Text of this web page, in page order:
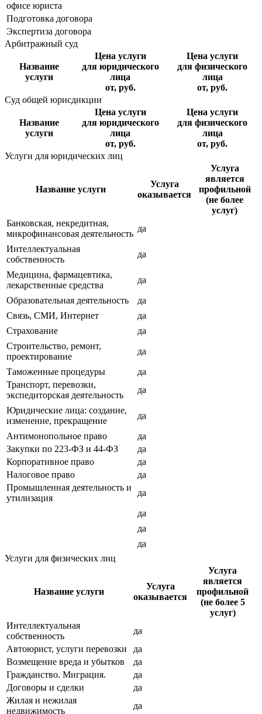
офисе юриста
Подготовка договора
Экспертиза договора
Арбитражный суд
Название
услуги
Цена услуги
для юридического
лица
от, руб.
Цена услуги
для физического
лица
от, руб.
Суд общей юрисдикции
Название
услуги
Цена услуги
для юридического
лица
от, руб.
Цена услуги
для физического
лица
от, руб.
Услуги для юридических лиц
Название услуги
Услуга
оказывается
Услуга
является
профильной
(не более
услуг)
Банковская, некредитная,
микрофинансовая деятельность
да
Интеллектуальная
собственность
да
Медицина, фармацевтика,
лекарственные средства
да
Образовательная деятельность
да
Связь, СМИ, Интернет
да
Страхование
да
Строительство, ремонт,
проектирование
да
Таможенные процедуры
да
Транспорт, перевозки,
экспедиторская деятельность
да
Юридические лица: создание,
изменение, прекращение
да
Антимонопольное право
да
Закупки по 223-ФЗ и 44-ФЗ
да
Корпоративное право
да
Налоговое право
да
Промышленная деятельность и
утилизация
да
да
да
да
Услуги для физических лиц
Название услуги
Услуга
оказывается
Услуга
является
профильной
(не более 5
услуг)
Интеллектуальная
собственность
да
Автоюрист, услуги перевозки
да
Возмещение вреда и убытков
да
Гражданство. Миграция.
да
Договоры и сделки
да
Жилая и нежилая
недвижимость
да